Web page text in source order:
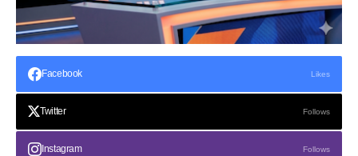
Facebook Likes
Twitter Follows
Instagram Follows